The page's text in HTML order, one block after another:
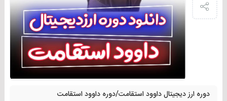
دوره ارز دیجیتال داوود استقامت/دوره داوود استقامت